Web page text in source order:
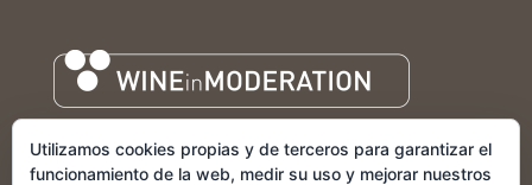
Utilizamos cookies propias y de terceros para garantizar el
funcionamiento de la web, medir su uso y mejorar nuestros